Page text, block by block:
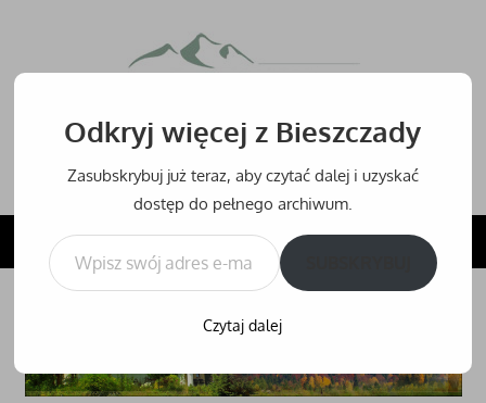
treści
Bieszczady
inne
NAVIGATION
Odkryj więcej z Bieszczady
Zasubskrybuj już teraz, aby czytać dalej i uzyskać
dostęp do pełnego archiwum.
Wpisz swój adres e-mail…
Czytaj dalej